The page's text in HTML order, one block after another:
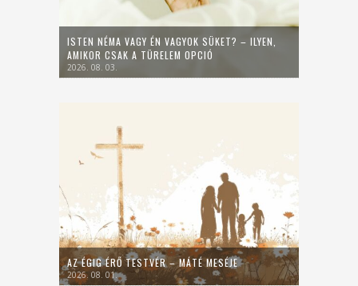
ISTEN NÉMA VAGY ÉN VAGYOK SÜKET? – ILYEN,
AMIKOR CSAK A TÜRELEM OPCIÓ
2026. 08. 03.
AZ ÉGIG ÉRŐ TESTVÉR – MÁTÉ MESÉJE
2026. 08. 01.